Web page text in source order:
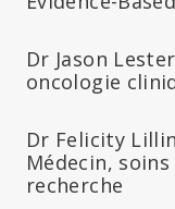
Dr Jason
oncologie
Dr Felicity
Médecin,
recherche